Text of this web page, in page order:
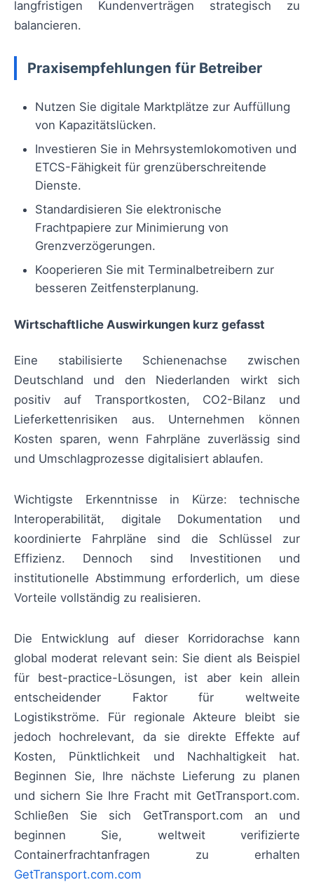
langfristigen Kundenverträgen strategisch zu
balancieren.
Praxisempfehlungen für Betreiber
Nutzen Sie digitale Marktplätze zur Auffüllung
von Kapazitätslücken.
Investieren Sie in Mehrsystemlokomotiven und
ETCS-Fähigkeit für grenzüberschreitende
Dienste.
Standardisieren Sie elektronische
Frachtpapiere zur Minimierung von
Grenzverzögerungen.
Kooperieren Sie mit Terminalbetreibern zur
besseren Zeitfensterplanung.
Wirtschaftliche Auswirkungen kurz gefasst
Eine stabilisierte Schienenachse zwischen
Deutschland und den Niederlanden wirkt sich
positiv auf Transportkosten, CO2-Bilanz und
Lieferkettenrisiken aus. Unternehmen können
Kosten sparen, wenn Fahrpläne zuverlässig sind
und Umschlagprozesse digitalisiert ablaufen.
Wichtigste Erkenntnisse in Kürze: technische
Interoperabilität, digitale Dokumentation und
koordinierte Fahrpläne sind die Schlüssel zur
Effizienz. Dennoch sind Investitionen und
institutionelle Abstimmung erforderlich, um diese
Vorteile vollständig zu realisieren.
Die Entwicklung auf dieser Korridorachse kann
global moderat relevant sein: Sie dient als Beispiel
für best-practice-Lösungen, ist aber kein allein
entscheidender Faktor für weltweite
Logistikströme. Für regionale Akteure bleibt sie
jedoch hochrelevant, da sie direkte Effekte auf
Kosten, Pünktlichkeit und Nachhaltigkeit hat.
Beginnen Sie, Ihre nächste Lieferung zu planen
und sichern Sie Ihre Fracht mit GetTransport.com.
Schließen Sie sich GetTransport.com an und
beginnen Sie, weltweit verifizierte
Containerfrachtanfragen zu erhalten
GetTransport.com.com